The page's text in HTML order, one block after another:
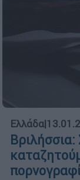
Ελλάδα|